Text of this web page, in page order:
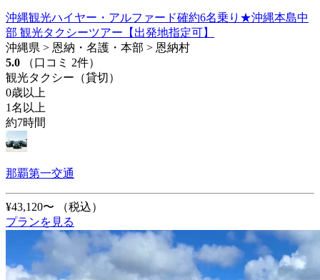
沖縄観光ハイヤー・アルファード確約6名乗り★沖縄本島中
部 観光タクシーツアー【出発地指定可】
沖縄県 > 恩納・名護・本部 > 恩納村
5.0
（口コミ 2件）
観光タクシー（貸切）
0歳以上
1名以上
約7時間
那覇第一交通
¥43,120〜
（税込）
プランを見る